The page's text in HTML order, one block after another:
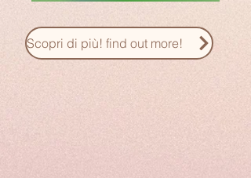
Scopri di più! find out more!